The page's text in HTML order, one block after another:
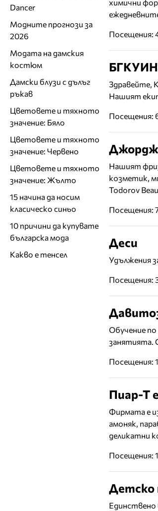
химични
Посещения:
Здравейте,
Нашият
Посещения:
Джордж
Нашият
козметик,
Todorov
Посещения:
Деси
Удължения
Посещения:
Обучение
занятията.
Посещения:
Пиар-Т
Фирмата е
амоняк,
деликатни
Посещения:
Детско
Единствено
Dancer
Модните прогнози за
2026
Модата на дамския
костюм
Дамски блузи с дълъг
ръкав
Цветовете и тяхното
значение: Бяло
Цветовете и тяхното
значение: Червено
Цветовете и тяхното
значение: Жълто
15 начина да носим
класическо синьо
10 причини да купувате
българска мода
Какво е тенсел